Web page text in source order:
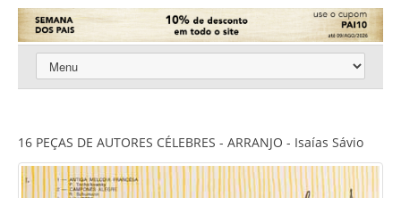
16 PEÇAS DE AUTORES CÉLEBRES - ARRANJO - Isaías Sávio